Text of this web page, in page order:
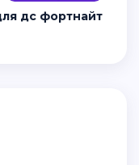
дс фортнайт